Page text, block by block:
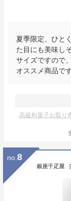
夏季限定、ひと
た目にも美味し
サイズですので
オススメ商品です
高級和菓子お取り
no. 8